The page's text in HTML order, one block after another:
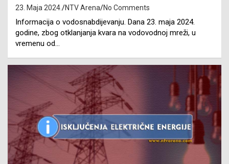
23. Maja 2024. NTV Arena No Comments
Informacija o vodosnabdijevanju. Dana 23. maja 2024.
godine, zbog otklanjanja kvara na vodovodnoj mreži, u
vremenu od…